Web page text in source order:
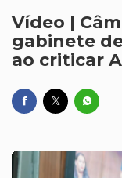
Vídeo |
gabinete
ao criticar